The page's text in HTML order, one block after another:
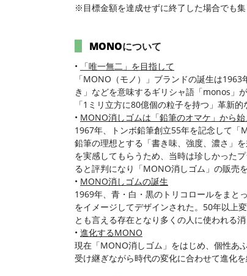
※目標金額を達成せずに終了した場合でも
MONOについて
•
「唯一無二」を目指して
「MONO（モノ）」ブランドの誕生は
き」などを意味するギリシャ語「monos」
「1ミリ立方に80億個の粒子を持つ」革新的
• MONO消しゴムは「鉛筆のオマケ」から始
1967年、トンボ鉛筆創立55年を記念して
鉛筆の理想とする「書き味、強度、濃さ」
を実感してもらうため、当時は珍しかった
ると評判になり「MONO消しゴム」の販売
• MONO消しゴムの誕生
1969年、青・白・黒のトリコロールをまと
をイメージしてデザインされた。50年以上
とも言える存在となり多くの人に使われる消
• 進化するMONO
現在「MONO消しゴム」をはじめ、個性あ
受け継ぎながら時代の変化に合わせて進化を